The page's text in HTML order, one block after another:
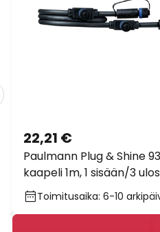
Paulmann Plug & Shine
kaapeli 1m, 1 sisään/3 ulos
22,21 €
Toimitusaika: 6-10